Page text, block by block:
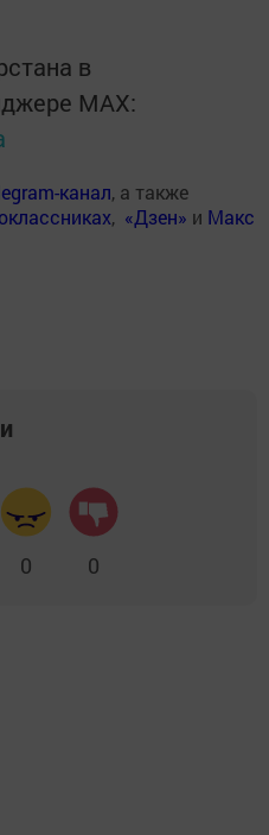
в
MАХ:
канал, а также
, «Дзен» и Макс
0 0